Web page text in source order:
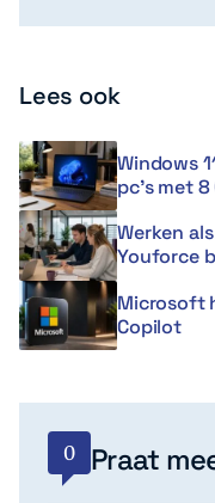
Lees ook
Windows
pc’s met
Werken
Youforce
Microsoft
Copilot
0 Praat